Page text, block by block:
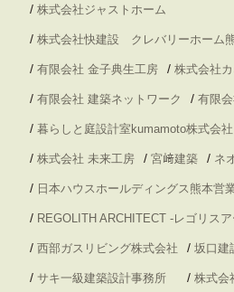
/ 株式会社ジャストホーム
/ 株式会社快建設 クレバリーホーム
/ 有限会社 金子典生工房 / 株式会社
/ 有限会社 建築ネットワーク / 有限
/ 暮らしと庭設計室kumamoto株式会社
/ 株式会社 未来工房 / 宮﨑建築 / ネ
/ 日本ハウスホールディングス熊本営
/ REGOLITH ARCHITECT -レゴリス
/ 西部ガスリビング株式会社 / 坂口建
/ サキ一級建築設計事務所 / 株式会